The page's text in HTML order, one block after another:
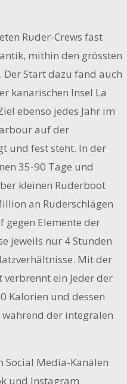
Ruder-Crews fast
mithin den grössten
Der Start dazu fand auch
kanarischen Insel La
ebenso jedes Jahr im
auf der
und fest steht. In der
35-90 Tage und
kleinen Ruderboot
an Ruderschlägen
gegen Elemente der
jeweils nur 4 Stunden
Mit der
ein Jeder der
Kalorien und dessen
der integralen
Social Media-Kanälen
und Instagram